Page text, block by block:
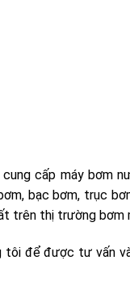
cấp máy bơm
bạc bơm, trục
trên thị trường bơm
tôi để được tư vấn